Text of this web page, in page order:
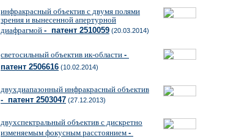
инфракрасный объектив с двумя полями
зрения и вынесенной апертурной
диафрагмой - патент 2510059 (20.03.2014)
светосильный объектив ик-области -
патент 2506616 (10.02.2014)
двухдиапазонный инфракрасный объектив
- патент 2503047 (27.12.2013)
двухспектральный объектив с дискретно
изменяемым фокусным расстоянием -